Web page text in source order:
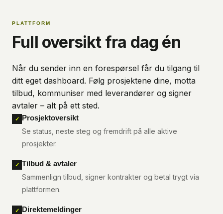
PLATTFORM
Full oversikt fra dag én
Når du sender inn en forespørsel får du tilgang til
ditt eget dashboard. Følg prosjektene dine, motta
tilbud, kommuniser med leverandører og signer
avtaler – alt på ett sted.
✓ Prosjektoversikt
Se status, neste steg og fremdrift på alle aktive
prosjekter.
✓ Tilbud & avtaler
Sammenlign tilbud, signer kontrakter og betal trygt via
plattformen.
✓ Direktemeldinger